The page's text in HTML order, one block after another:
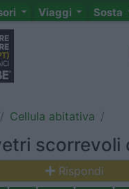
Viaggi Sosta
Cellula abitativa
scorrevoli
Rispondi